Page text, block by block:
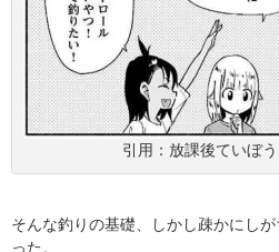
引用：放課後ていぼ
そんな釣りの基礎、しかし疎かにし
った。